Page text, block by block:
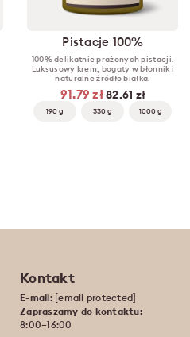
Pistacje 100%
100% delikatnie prażonych pistacji.
Luksusowy krem, bogaty w błonnik i
naturalne źródło białka.
91.79 zł82.61 zł
190 g 330 g 1000 g
Kontakt
E-mail: [email protected]
Zapraszamy do kontaktu:
8:00–16:00